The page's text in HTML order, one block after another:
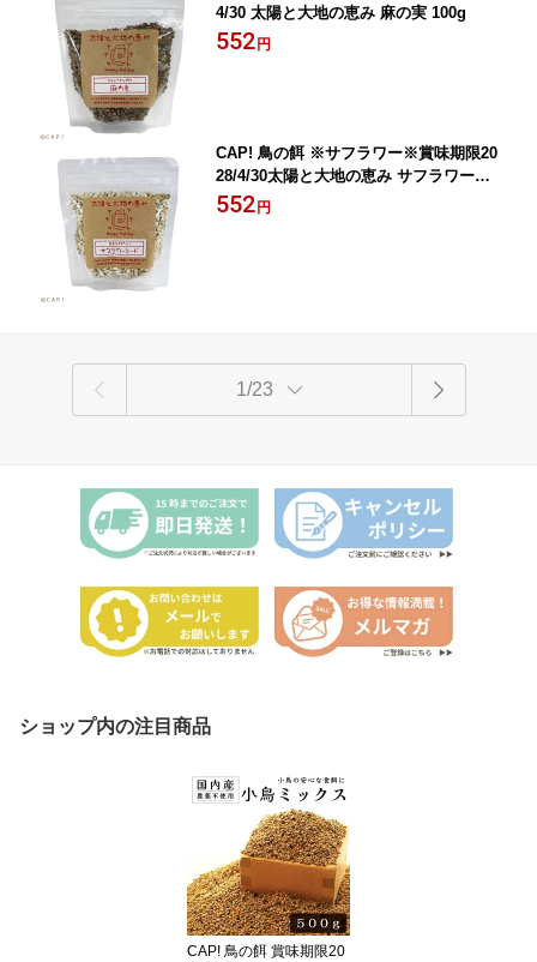
4/30 太陽と大地の恵み 麻の実 100g
552円
CAP! 鳥の餌 ※サフラワー※賞味期限20
28/4/30太陽と大地の恵み サフラワーシ
ード 100g
552円
1/23
ショップ内の注目商品
CAP! 鳥の餌 賞味期限20